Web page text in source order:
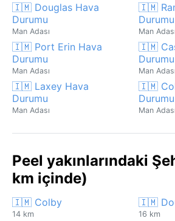
🇮🇲 Douglas Hava
Durumu
Man Adası
🇮🇲
Durumu
Man Adası
🇮🇲 Port Erin Hava
Durumu
Man Adası
🇮🇲
Durumu
Man Adası
🇮🇲 Laxey Hava
Durumu
Man Adası
🇮🇲
Durumu
Man Adası
Peel yakınlarındaki
km içinde)
🇮🇲 Colby
14 km
🇮🇲
16 km